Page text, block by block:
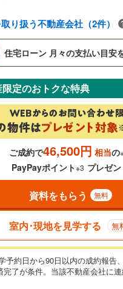
り扱う不動産会社（2件）
住宅ローン 月々の支払い目安
0.01%
長35年まで借り入れ可能です
齢は80歳までを条件としてい
定のおトクな特典
ご成約で46,500円 相当の
PayPayポイント※3 プレゼン
資料をもらう 無料
室内･現地を見学する 無
予約日から90日以内の成約報告
完了が条件。当該不動産会社に